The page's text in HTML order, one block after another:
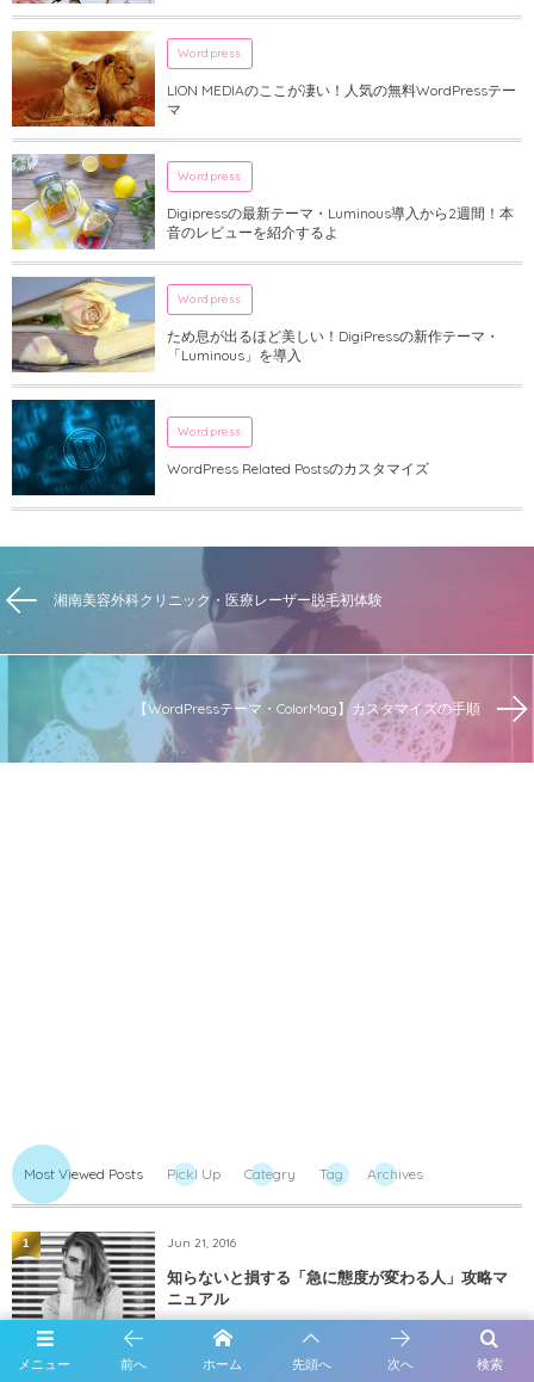
Wordpress
LION MEDIAのここが凄い！人気の無料WordPressテー
マ
Wordpress
Digipressの最新テーマ・Luminous導入から2週間！本
音のレビューを紹介するよ
Wordpress
ため息が出るほど美しい！DigiPressの新作テーマ・
「Luminous」を導入
Wordpress
WordPress Related Postsのカスタマイズ
湘南美容外科クリニック・医療レーザー脱毛初体験
【WordPressテーマ・ColorMag】カスタマイズの手順
Most Viewed Posts PickI Up Categry Tag Archives
Jun 21, 2016
知らないと損する「急に態度が変わる人」攻略マ
ニュアル
1
2
メニュー 検索
前へ ホーム 先頭へ 次へ